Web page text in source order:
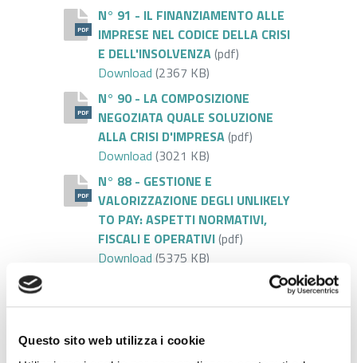
Questo sito web utilizza i cookie
PDF
N° 91 - IL FINANZIAMENTO ALLE
IMPRESE NEL CODICE DELLA CRISI
E DELL'INSOLVENZA(pdf)
Download N° 91 - IL FINANZIAMENTO ALLE
(2367 KB)
PDF
N° 90 - LA COMPOSIZIONE
NEGOZIATA QUALE SOLUZIONE
ALLA CRISI D'IMPRESA(pdf)
Download N° 90 - LA COMPOSIZIONE
(3021 KB)
PDF
N° 88 - GESTIONE E
VALORIZZAZIONE DEGLI UNLIKELY
TO PAY: ASPETTI NORMATIVI,
FISCALI E OPERATIVI(pdf)
Download N° 88 - GESTIONE E
(5375 KB)
N° 84 - STRATEGIE E STRUMENTI
DI RISANAMENTO NEL CODICE
NEL DIRITTO EMERGENZIALE
N° 84 - STRATEGIE E STRUMENTI